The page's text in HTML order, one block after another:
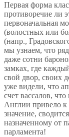
Первая форма
противоречие ли
первоначальная
(волостных или
(напр.,
мы узнаем, что
даже сотни
замках, где
свой двор, своих
уже видели, что
счет вассалов,
Англии привело к
значение,
назначенному от
парламента!